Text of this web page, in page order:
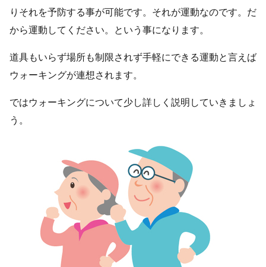
りそれを予防する事が可能です。それが運動なのです。だ
から運動してください。という事になります。
道具もいらず場所も制限されず手軽にできる運動と言えば
ウォーキングが連想されます。
ではウォーキングについて少し詳しく説明していきましょ
う。